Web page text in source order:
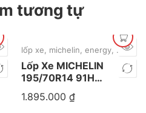
tương tự
định lốp xe, michelin, energy, mặc
Lốp Xe MICHELIN
195/70R14 91H
Energy XM 2+
Thailand
1.895.000 ₫